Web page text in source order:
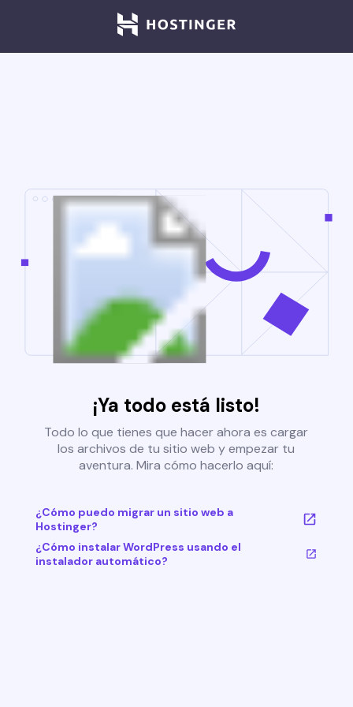
¡Ya todo está listo!
Todo lo que tienes que hacer ahora es cargar
los archivos de tu sitio web y empezar tu
aventura. Mira cómo hacerlo aquí:
¿Cómo puedo migrar un sitio web a
Hostinger?
¿Cómo instalar WordPress usando el
instalador automático?